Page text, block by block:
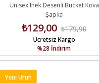
Unisex Inek Desenli Bucket Kova
Şapka
₺129,00 ₺179,90
%28 İndirim
Ücretsiz Kargo
Yeni Ürün